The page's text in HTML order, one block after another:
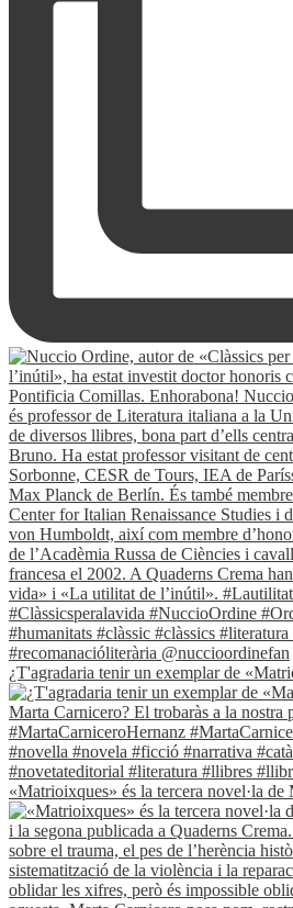
¿T'agradaria tenir un exemplar de
«Matrioixques» és la tercera novel·la de